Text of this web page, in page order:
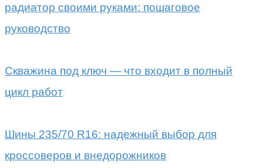
радиатор своими руками: пошаговое
руководство
Скважина под ключ — что входит в полный
цикл работ
Шины 235/70 R16: надежный выбор для
кроссоверов и внедорожников